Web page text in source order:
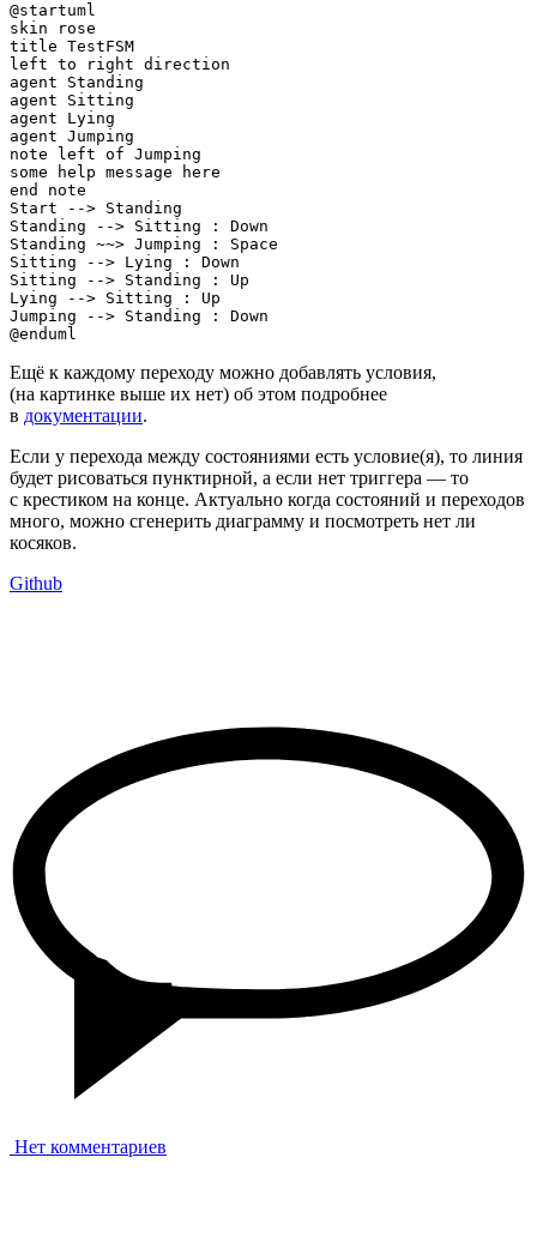
@startuml
skin rose
title TestFSM
left to right direction
agent Standing
agent Sitting
agent Lying
agent Jumping
note left of Jumping
some help message here
end note
Start --> Standing
Standing --> Sitting : Down
Standing ~~> Jumping : Space
Sitting --> Lying : Down
Sitting --> Standing : Up
Lying --> Sitting : Up
Jumping --> Standing : Down
@enduml
Ещё к каждому переходу можно добавлять условия,
(на картинке выше их нет) об этом подробнее
в документации.
Если у перехода между состояниями есть условие(я), то линия
будет рисоваться пунктирной, а если нет триггера — то
с крестиком на конце. Актуально когда состояний и переходов
много, можно сгенерить диаграмму и посмотреть нет ли
косяков.
Github
Нет комментариев